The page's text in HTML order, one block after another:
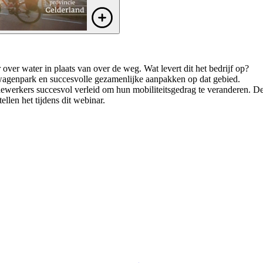
over water in plaats van over de weg. Wat levert dit het bedrijf op?
en succesvolle gezamenlijke aanpakken op dat gebied.
succesvol verleid om hun mobiliteitsgedrag te veranderen.
het tijdens dit webinar.